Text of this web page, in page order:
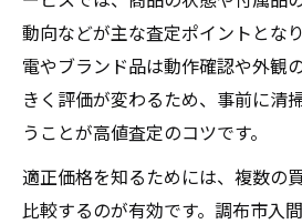
動向などが主な査定ポイントとな
電やブランド品は動作確認や外観
きく評価が変わるため、事前に清
うことが高値査定のコツです。
適正価格を知るためには、複数の
比較するのが有効です。調布市入